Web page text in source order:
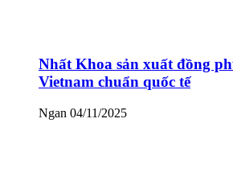
Nhất Khoa sản xuất đồng
Vietnam chuẩn quốc tế
Ngan 04/11/2025